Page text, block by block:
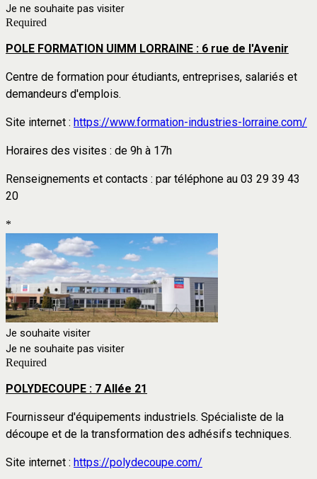
Je ne souhaite pas visiter
Required
POLE FORMATION UIMM LORRAINE : 6 rue de l'Avenir
Centre de formation pour étudiants, entreprises, salariés et
demandeurs d'emplois.
Site internet : https://www.formation-industries-lorraine.com/
Horaires des visites : de 9h à 17h
Renseignements et contacts : par téléphone au 03 29 39 43
20
*
Je souhaite visiter
Je ne souhaite pas visiter
Required
POLYDECOUPE : 7 Allée 21
Fournisseur d'équipements industriels. Spécialiste de la
découpe et de la transformation des adhésifs techniques.
Site internet : https://polydecoupe.com/